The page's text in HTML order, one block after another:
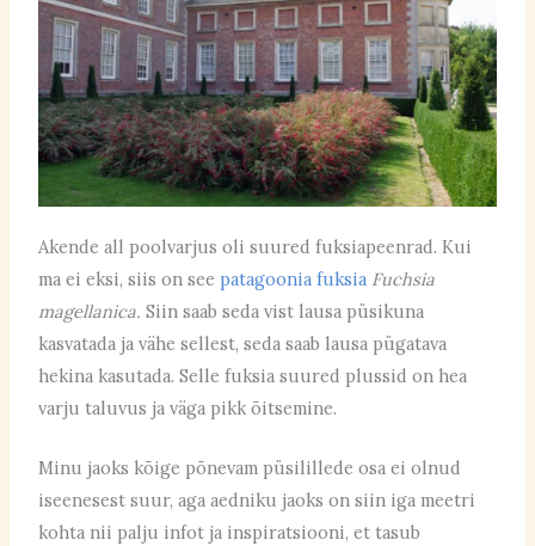
Akende all poolvarjus oli suured fuksiapeenrad. Kui
ma ei eksi, siis on seepatagoonia fuksia Fuchsia
magellanica.Siin saab seda vist lausa püsikuna
kasvatada ja vähe sellest, seda saab lausa pügatava
hekina kasutada. Selle fuksia suured plussid on hea
varju taluvus ja väga pikk õitsemine.
Minu jaoks kõige põnevam püsilillede osa ei olnud
iseenesest suur, aga aedniku jaoks on siin iga meetri
kohta nii palju infot ja inspiratsiooni, et tasub